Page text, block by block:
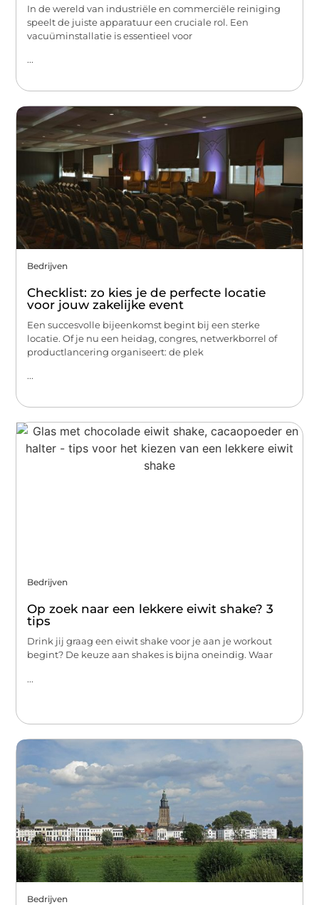
In de wereld van industriële en commerciële reiniging
speelt de juiste apparatuur een cruciale rol. Een
vacuüminstallatie is essentieel voor
...
Bedrijven
Checklist: zo kies je de perfecte locatie
voor jouw zakelijke event
Een succesvolle bijeenkomst begint bij een sterke
locatie. Of je nu een heidag, congres, netwerkborrel of
productlancering organiseert: de plek
...
Bedrijven
Op zoek naar een lekkere eiwit shake? 3
tips
Drink jij graag een eiwit shake voor je aan je workout
begint? De keuze aan shakes is bijna oneindig. Waar
...
Bedrijven